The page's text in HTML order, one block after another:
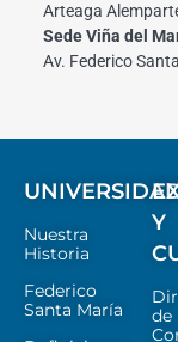
Arteaga
Sede Viña del
Av. Federico
Nuestra
Historia
Federico
Santa María
Y
de